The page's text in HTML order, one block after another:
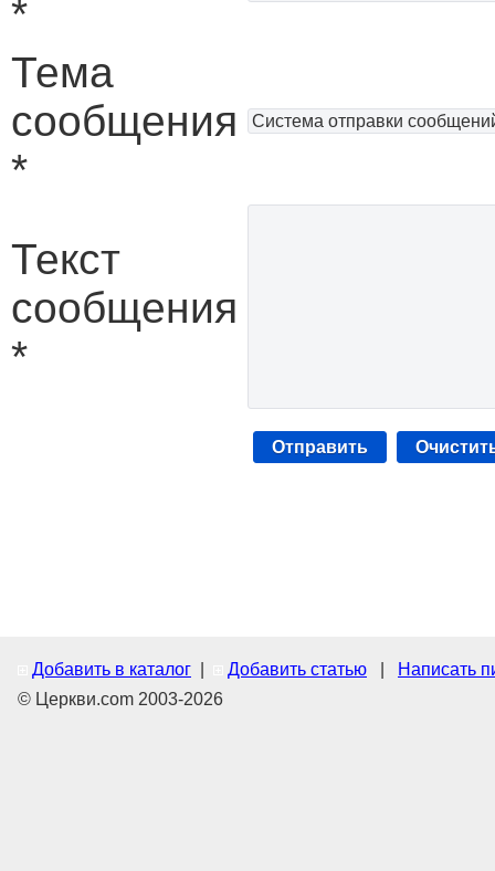
*
Тема
сообщения
*
Текст
сообщения
*
Добавить в каталог Добавить статью
Написать
© Церкви.com 2003-2026